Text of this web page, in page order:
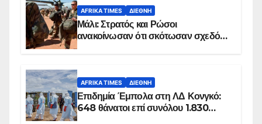
AFRIKA TIMES ΔΙΕΘΝΉ
Μάλι: Στρατός και Ρώσοι
ανακοίνωσαν ότι σκότωσαν σχεδόν
AFRIKA TIMES ΔΙΕΘΝΉ
Επιδημία Έμπολα στη ΛΔ Κονγκό:
648 θάνατοι επί συνόλου 1.830